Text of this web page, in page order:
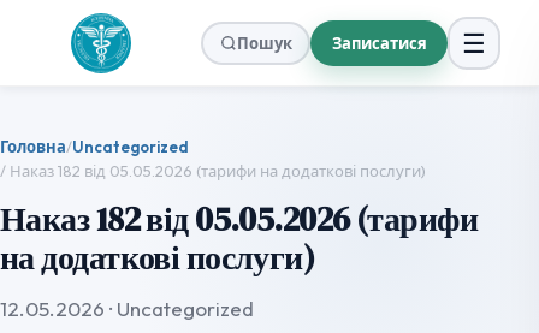
Пошук Записатися ☰
Головна/Uncategorized
/ Наказ 182 від 05.05.2026 (тарифи на додаткові послуги)
Наказ 182 від 05.05.2026 (тарифи
на додаткові послуги)
12.05.2026 · Uncategorized